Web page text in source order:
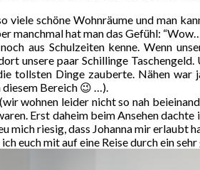
schöne Wohnräume und man
manchmal hat man das Gefühl:
aus Schulzeiten kenne. Wenn
unsere paar Schillinge
tollsten Dinge zauberte. Nähen
Bereich 😉 …).
wohnen leider nicht so nah
Erst daheim beim Ansehen dachte
mich riesig, dass Johanna mir
euch mit auf eine Reise durch ein